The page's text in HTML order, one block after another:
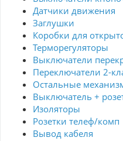
Датчики движения
Заглушки
Коробки для
Терморегуляторы
Выключатели
Переключатели 2-
Остальные
Выключатель +
Изоляторы
Розетки телеф/комп
Вывод кабеля